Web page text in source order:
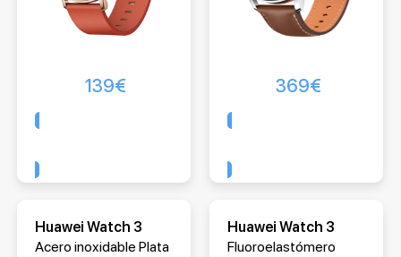
139€ 369€
Huawei Watch 3
Acero inoxidable Plata
Huawei Watch 3
Fluoroelastómero